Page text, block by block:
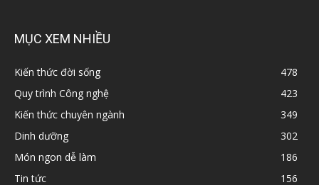
MỤC XEM NHIỀU
Kiến thức đời sống
478
Quy trình Công nghệ
423
Kiến thức chuyên ngành
349
Dinh dưỡng
302
Món ngon dễ làm
186
Tin tức
156